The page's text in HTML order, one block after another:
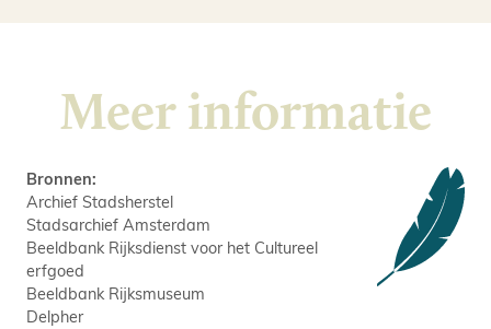
Meer informatie
Bronnen:
Archief Stadsherstel
Stadsarchief Amsterdam
Beeldbank Rijksdienst voor het Cultureel
erfgoed
Beeldbank Rijksmuseum
Delpher